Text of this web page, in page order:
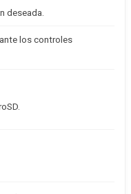
deseada.
los controles